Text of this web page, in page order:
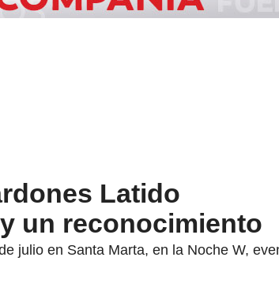
Latido
un reconocimiento
julio en Santa Marta, en la Noche W,